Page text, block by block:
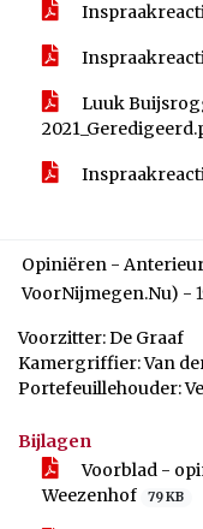
Luuk
Opiniëren -
VoorNijmegen.Nu) -
Voorzitter: De Graaf
Kamergriffier: Van
Portefeuillehouder:
Bijlagen
Voorblad -
Weezenhof
79 KB